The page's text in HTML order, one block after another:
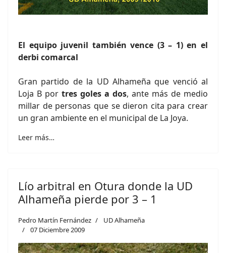
El equipo juvenil también vence (3 – 1) en el
derbi comarcal
Gran partido de la UD Alhameña que venció al
Loja B por tres goles a dos, ante más de medio
millar de personas que se dieron cita para crear
un gran ambiente en el municipal de La Joya.
Leer más…
Lío arbitral en Otura donde la UD
Alhameña pierde por 3 – 1
Pedro Martín Fernández
UD Alhameña
07 Diciembre 2009